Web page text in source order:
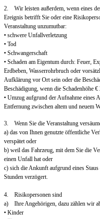
2. Wir leisten außerdem, wenn eines
Ereignis betrifft Sie oder eine
Veranstaltung unzumutbar:
• schwere Unfallverletzung
• Tod
• Schwangerschaft
• Schaden am Eigentum durch: Feuer,
Erdbeben, Wasserrohrbruch oder
Aufklärung vor Ort sein oder die
Beschädigung, wenn die Schadenhöhe
• Umzug aufgrund der Aufnahme eines
Entfernung zwischen altem und neuem
3. Wenn Sie die Veranstaltung
a) das von Ihnen genutzte öffentliche
verspätet oder
b) weil das Fahrzeug, mit dem Sie die
einen Unfall hat oder
c) sich die Ankunft aufgrund eines
Stunden verzögert.
4. Risikopersonen sind
a) Ihre Angehörigen, dazu zählen wir
• Kinder